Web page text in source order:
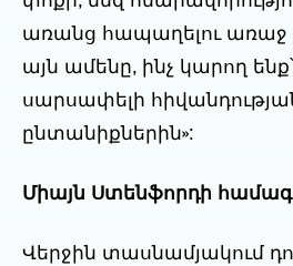
առանց հապաղելու առաջ
այն ամենը, ինչ կարող ենք՝
սարսափելի
ընտանիքներին»:
Միայն Ստենֆորդի
Վերջին տասնամյակում